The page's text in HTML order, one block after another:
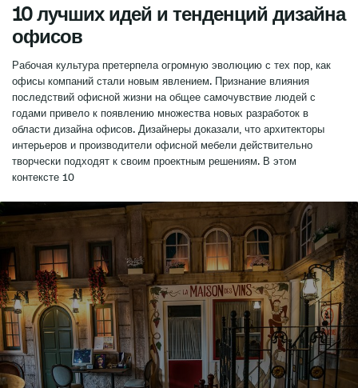
10 лучших идей и тенденций дизайна
офисов
Рабочая культура претерпела огромную эволюцию с тех пор, как
офисы компаний стали новым явлением. Признание влияния
последствий офисной жизни на общее самочувствие людей с
годами привело к появлению множества новых разработок в
области дизайна офисов. Дизайнеры доказали, что архитекторы
интерьеров и производители офисной мебели действительно
творчески подходят к своим проектным решениям. В этом
контексте 10